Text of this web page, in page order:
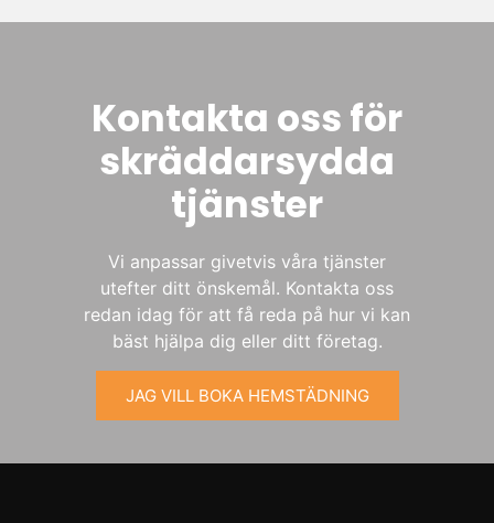
Kontakta oss för
skräddarsydda
tjänster
Vi anpassar givetvis våra tjänster
utefter ditt önskemål. Kontakta oss
redan idag för att få reda på hur vi kan
bäst hjälpa dig eller ditt företag.
JAG VILL BOKA HEMSTÄDNING